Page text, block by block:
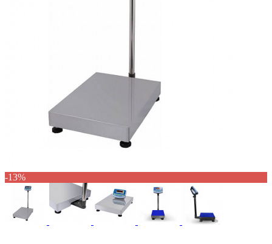
-13%